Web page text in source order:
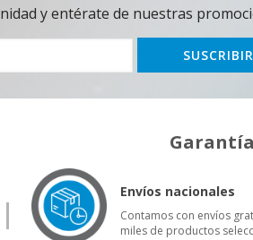
y entérate de nuestras
Garantía
Envíos nacionales
Contamos con envíos
miles de productos